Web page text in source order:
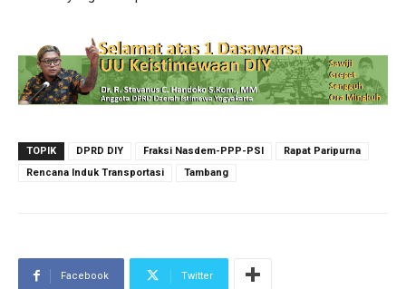
TOPIK DPRD DIY Fraksi Nasdem-PPP-PSI
Rapat Paripurna
Rencana Induk Transportasi
Tambang
Facebook Twitter